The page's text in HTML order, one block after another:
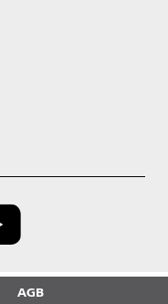
AGB